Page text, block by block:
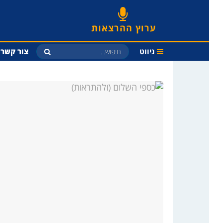
ערוץ ההרצאות
ניווט צור קשר